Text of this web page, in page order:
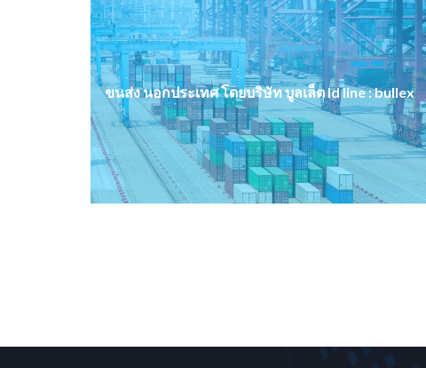
ขนส่ง นอกประเทศ โดยบริษัท บูลเล็ต Id line : bullex